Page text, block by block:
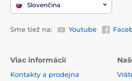
Slovenčina
Sme tiež na: Youtube
Viac informácií
Kontakty a prodejna